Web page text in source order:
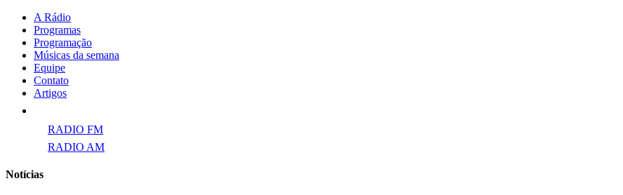
A Rádio
Programas
Programação
Músicas da semana
Equipe
Contato
Artigos
RADIO FM
RADIO AM
Notícias